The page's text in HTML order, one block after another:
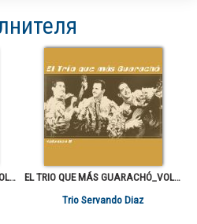
EL TRIO QUE MÁS GUARACHÓ_VOL.1
EL TRIO QUE MÁS GUARACHÓ_VOL.2
Trio Servando Diaz